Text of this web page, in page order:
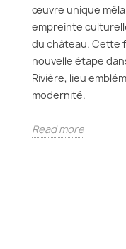
œuvre unique
empreinte
du château. Cette
nouvelle étape
Rivière, lieu
modernité.
Read more